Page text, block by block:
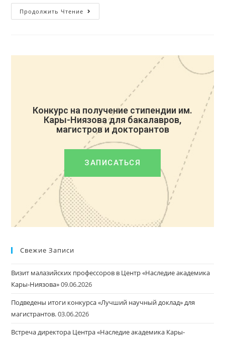
Продолжить Чтение
Конкурс на получение стипендии им.
Кары-Ниязова для бакалавров,
магистров и докторантов
ЗАПИСАТЬСЯ
Свежие Записи
Визит малазийских профессоров в Центр «Наследие академика
Кары-Ниязова»09.06.2026
Подведены итоги конкурса «Лучший научный доклад» для
магистрантов.03.06.2026
Встреча директора Центра «Наследие академика Кары-